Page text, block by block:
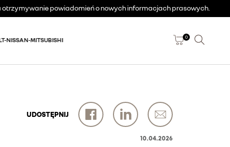
otrzymywanie powiadomień o nowych informacjach prasowych.
NISSAN-MITSUBISHI 0
UDOSTĘPNIJ
10.04.2026